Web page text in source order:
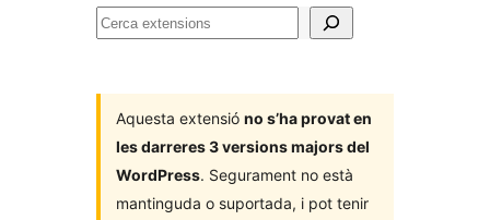
Cerca
Aquesta extensió no s’ha provat en
les darreres 3 versions majors del
WordPress. Segurament no està
mantinguda o suportada, i pot tenir